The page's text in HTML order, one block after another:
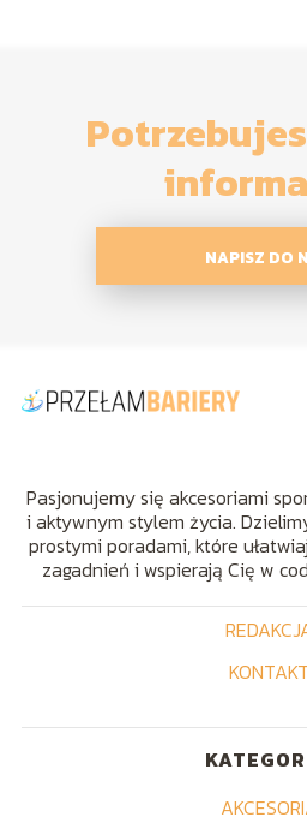
NAPISZ DO
Pasjonujemy się akcesoriami
i aktywnym stylem życia.
prostymi poradami, które
zagadnień i wspierają Cię w
KONTAKT